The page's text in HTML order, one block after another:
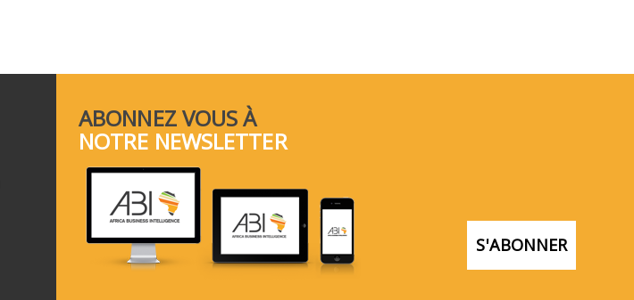
ABONNEZ VOUS À
NOTRE NEWSLETTER
S'ABONNER